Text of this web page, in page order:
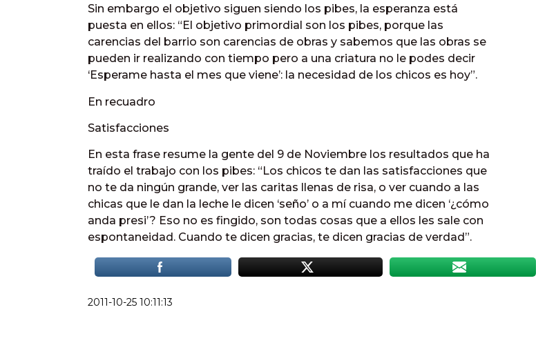
Sin embargo el objetivo siguen siendo los pibes, la esperanza está
puesta en ellos: “El objetivo primordial son los pibes, porque las
carencias del barrio son carencias de obras y sabemos que las obras se
pueden ir realizando con tiempo pero a una criatura no le podes decir
‘Esperame hasta el mes que viene’: la necesidad de los chicos es hoy”.
En recuadro
Satisfacciones
En esta frase resume la gente del 9 de Noviembre los resultados que ha
traído el trabajo con los pibes: “Los chicos te dan las satisfacciones que
no te da ningún grande, ver las caritas llenas de risa, o ver cuando a las
chicas que le dan la leche le dicen ‘seño’ o a mí cuando me dicen ‘¿cómo
anda presi’? Eso no es fingido, son todas cosas que a ellos les sale con
espontaneidad. Cuando te dicen gracias, te dicen gracias de verdad”.
2011-10-25 10:11:13